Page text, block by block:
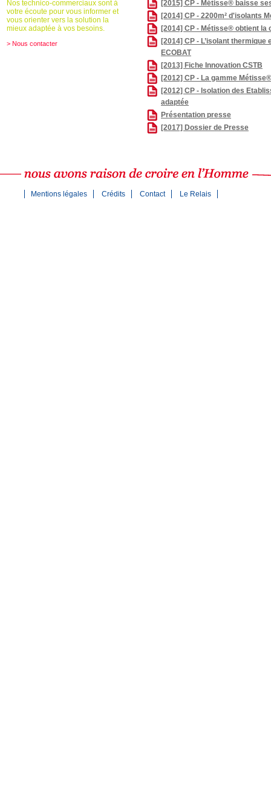
Nos technico-commerciaux sont à
votre écoute pour vous informer et
vous orienter vers la solution la
mieux adaptée à vos besoins.
> Nous contacter
[2015] CP - Métisse® baisse
[2014] CP - 2200m² d'isolants
[2014] CP - Métisse® obtient la
[2014] CP - L’isolant
ECOBAT
[2013] Fiche Innovation CSTB
[2012] CP - La gamme
[2012] CP - Isolation des
adaptée
Présentation presse
[2017] Dossier de Presse
Mentions légales Crédits Contact Le Relais